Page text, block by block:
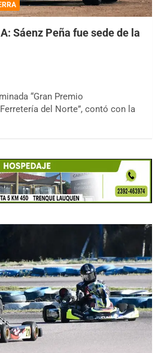
Sáenz Peña fue sede de la
“Gran Premio
del Norte”, contó con la